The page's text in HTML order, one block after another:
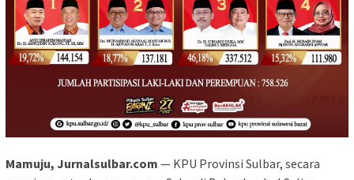
Mamuju, Jurnalsulbar.com — KPU Provinsi Sulbar, secara